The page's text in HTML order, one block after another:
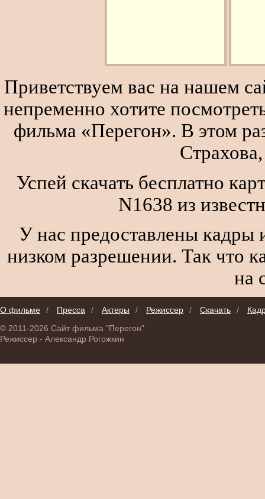
Приветствуем вас на нашем
непременно хотите
фильма «Перегон». В этом
Успей скачать бесплатно
N1638 из
У нас предоставлены кадры
низком разрешении. Так что
на
О фильме / Пресса / Актеры / Режиссер / Скачать /
© 2011-2026 Сайт фильма "Перегон"
Режиссер - Александр Рогожкин